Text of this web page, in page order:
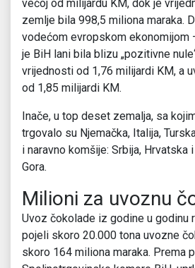
većoj od milijardu KM, dok je
zemlje bila 998,5 miliona maraka.
vodećom evropskom ekonomijom
je BiH lani bila blizu „pozitivne
vrijednosti od 1,76 milijardi KM, a
od 1,85 milijardi KM.
Inače, u top deset zemalja, sa
trgovalo su Njemačka, Italija,
i naravno komšije: Srbija, Hrvatska
Gora.
Milioni za uvoznu
Uvoz čokolade iz godine u godinu
pojeli skoro 20.000 tona uvozne
skoro 164 miliona maraka. Prema